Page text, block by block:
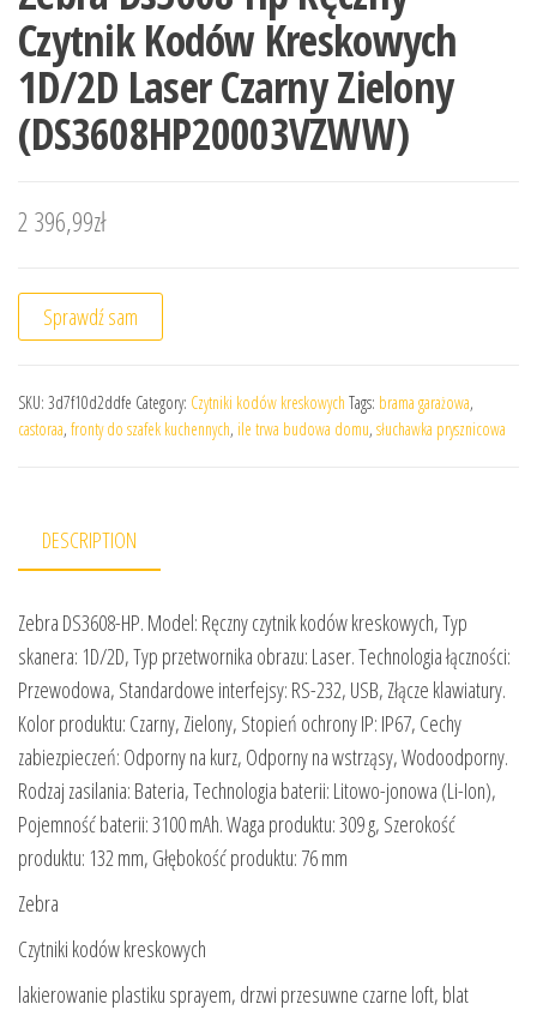
Czytnik Kodów Kreskowych
1D/2D Laser Czarny Zielony
(DS3608HP20003VZWW)
2 396,99zł
Sprawdź sam
SKU: 3d7f10d2ddfe Category: Czytniki kodów kreskowych Tags: brama garażowa,
castoraa, fronty do szafek kuchennych, ile trwa budowa domu, słuchawka prysznicowa
DESCRIPTION
Zebra DS3608-HP. Model: Ręczny czytnik kodów kreskowych, Typ
skanera: 1D/2D, Typ przetwornika obrazu: Laser. Technologia łączności:
Przewodowa, Standardowe interfejsy: RS-232, USB, Złącze klawiatury.
Kolor produktu: Czarny, Zielony, Stopień ochrony IP: IP67, Cechy
zabiezpieczeń: Odporny na kurz, Odporny na wstrząsy, Wodoodporny.
Rodzaj zasilania: Bateria, Technologia baterii: Litowo-jonowa (Li-Ion),
Pojemność baterii: 3100 mAh. Waga produktu: 309 g, Szerokość
produktu: 132 mm, Głębokość produktu: 76 mm
Zebra
Czytniki kodów kreskowych
lakierowanie plastiku sprayem, drzwi przesuwne czarne loft, blat